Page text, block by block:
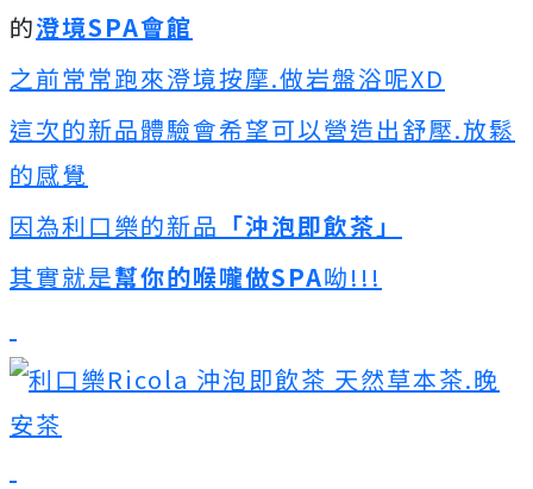
的澄境SPA會館
之前常常跑來澄境按摩.做岩盤浴呢XD
這次的新品體驗會希望可以營造出舒壓.放鬆
的感覺
因為利口樂的新品 「沖泡即飲茶」
其實就是幫你的喉嚨做SPA呦!!!